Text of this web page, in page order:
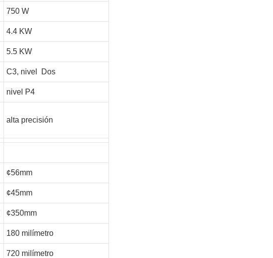
750 W
4.4 KW
5.5 KW
C3, nivel Dos
nivel P4
alta precisión
¢56mm
¢45mm
¢350mm
180 milímetro
720 milímetro